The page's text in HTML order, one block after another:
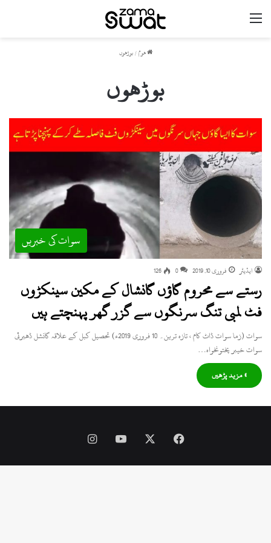
ھوم / بوڑھوں
بوڑھوں
سوات کی خبریں
ایڈیٹر فروری 10, 2019 0
126
رستے سے محروم گاؤں گانشال کے مکین سینکڑوں
فٹ لمبی تنگ سرنگوں سے گزر گھر پہنچتے ہیں
سوات (زما سوات ڈاٹ کام ، تازہ ترین۔ 10 فروری 2019ء) تحصیل کبل کے علاقہ گانشل ڈھیرئی
سوات خیبر پختونخواہ…
» مزید پڑھیں
Facebook
YouTube